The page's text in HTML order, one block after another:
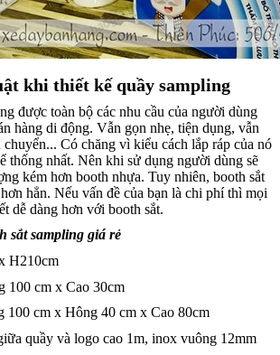
khi thiết kế quầy sampling
được toàn bộ các nhu cầu của người dùng
hàng di động. Vẫn gọn nhẹ, tiện dụng, vẫn
chuyển... Có chăng vì kiểu cách lắp ráp của nó
thống nhất. Nên khi sử dụng người dùng sẽ
kém hơn booth nhựa. Tuy nhiên, booth sắt
hẳn. Nếu vấn đề của bạn là chi phí thì mọi
dễ dàng hơn với booth sắt.
sắt sampling giá rẻ
H210cm
100 cm x Cao 30cm
100 cm x Hông 40 cm x Cao 80cm
quầy và logo cao 1m, inox vuông 12mm